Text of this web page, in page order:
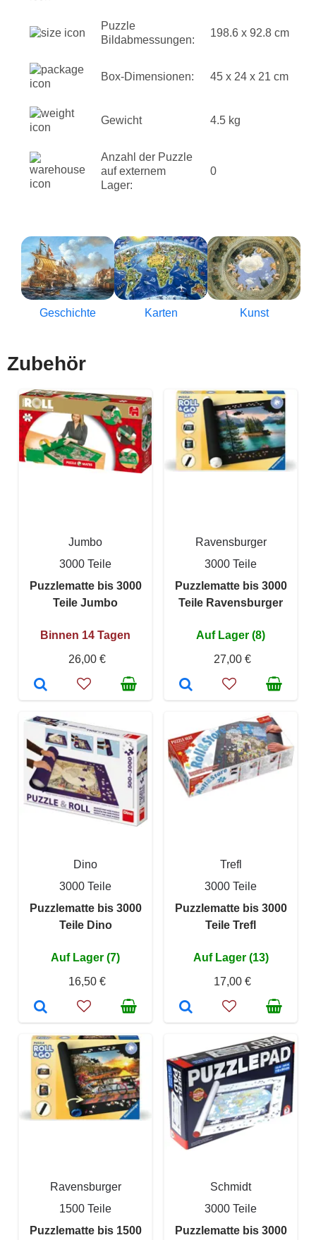
Puzzle
Bildabmessungen:
198.6 x 92.8 cm
Box-Dimensionen: 45 x 24 x 21 cm
Gewicht 4.5 kg
Anzahl der Puzzle
auf externem
Lager:
0
Geschichte Karten Kunst
Zubehör
Jumbo
3000 Teile
Puzzlematte bis 3000
Teile Jumbo
Binnen 14 Tagen
26,00 €
Ravensburger
3000 Teile
Puzzlematte bis 3000
Teile Ravensburger
Auf Lager (8)
27,00 €
Dino
3000 Teile
Puzzlematte bis 3000
Teile Dino
Auf Lager (7)
16,50 €
Trefl
3000 Teile
Puzzlematte bis 3000
Teile Trefl
Auf Lager (13)
17,00 €
Ravensburger
1500 Teile
Puzzlematte bis 1500
Schmidt
3000 Teile
Puzzlematte bis 3000